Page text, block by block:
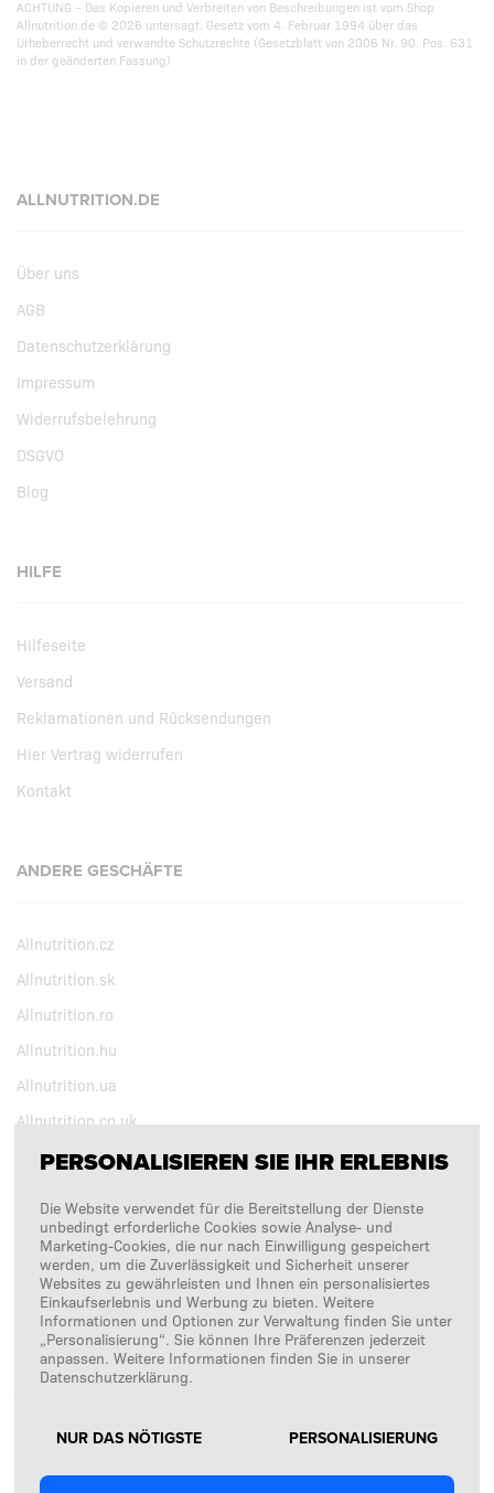
ACHTUNG – Das Kopieren und Verbreiten von Beschreibungen ist vom Shop
Allnutrition.de © 2026 untersagt. Gesetz vom 4. Februar 1994 über das
Urheberrecht und verwandte Schutzrechte (Gesetzblatt von 2006 Nr. 90, Pos. 631
in der geänderten Fassung)
ALLNUTRITION.DE
Über uns
AGB
Datenschutzerklärung
Impressum
Widerrufsbelehrung
DSGVO
Blog
HILFE
Hilfeseite
Versand
Reklamationen und Rücksendungen
Hier Vertrag widerrufen
Kontakt
ANDERE GESCHÄFTE
Allnutrition.cz
Allnutrition.sk
Allnutrition.ro
Allnutrition.hu
Allnutrition.ua
Allnutrition.co.uk
BEOBACHTEN SIE UNS
Copyright © 2026SFD S. A.
ZAHLUNGSABWICKLUNG DURCH
PERSONALISIEREN SIE IHR ERLEBNIS
Die Website verwendet für die Bereitstellung der Dienste
unbedingt erforderliche Cookies sowie Analyse- und
Marketing-Cookies, die nur nach Einwilligung gespeichert
werden, um die Zuverlässigkeit und Sicherheit unserer
Websites zu gewährleisten und Ihnen ein personalisiertes
Einkaufserlebnis und Werbung zu bieten. Weitere
Informationen und Optionen zur Verwaltung finden Sie unter
„Personalisierung“. Sie können Ihre Präferenzen jederzeit
anpassen. Weitere Informationen finden Sie in unserer
Datenschutzerklärung.
NUR DAS NÖTIGSTE PERSONALISIERUNG